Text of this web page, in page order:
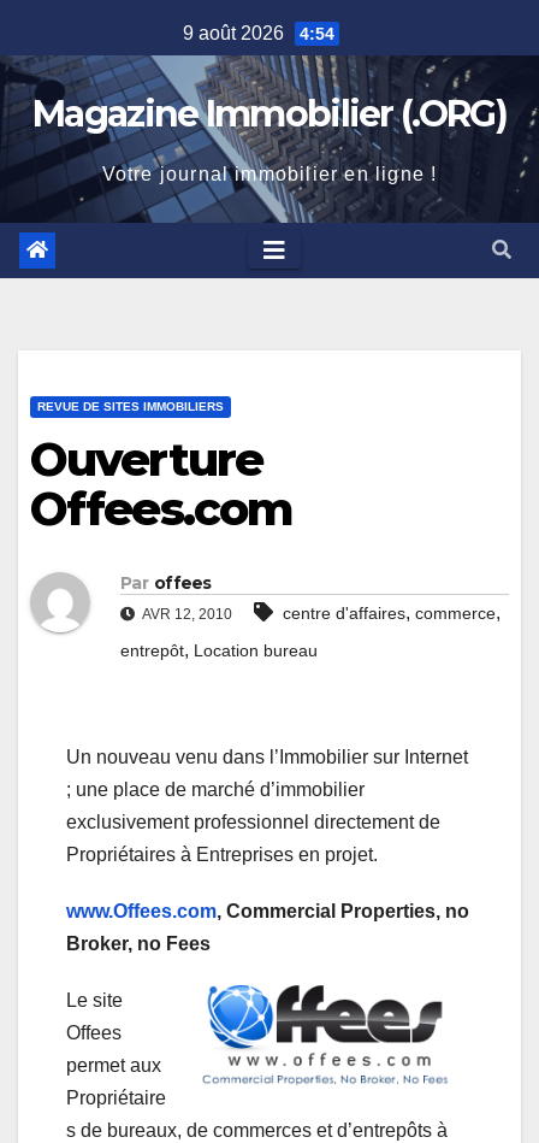
to
content
9 août 2026 4:54
Magazine Immobilier (.ORG)
Votre journal immobilier en ligne !
REVUE DE SITES IMMOBILIERS
Ouverture
Offees.com
Par offees
AVR 12, 2010 centre d'affaires, commerce,
entrepôt, Location bureau
Un nouveau venu dans l’Immobilier sur Internet
; une place de marché d’immobilier
exclusivement professionnel directement de
Propriétaires à Entreprises en projet.
www.Offees.com, Commercial Properties, no
Broker, no Fees
Le site
Offees
permet aux
Propriétaire
s de bureaux, de commerces et d’entrepôts à